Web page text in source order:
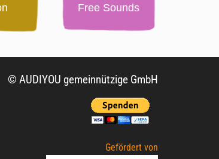
Free Sounds
© AUDIYOU gemeinnützige GmbH
Gefördert von